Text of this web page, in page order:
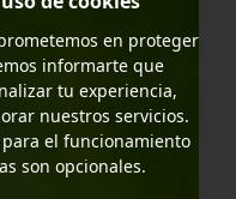
en proteger
informarte que
tu experiencia,
nuestros servicios.
el funcionamiento
son opcionales.